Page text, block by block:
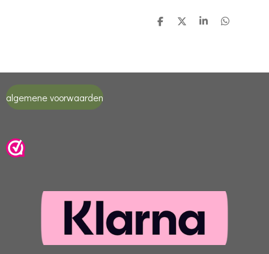
D
D
S
D
algemene voorwaarden